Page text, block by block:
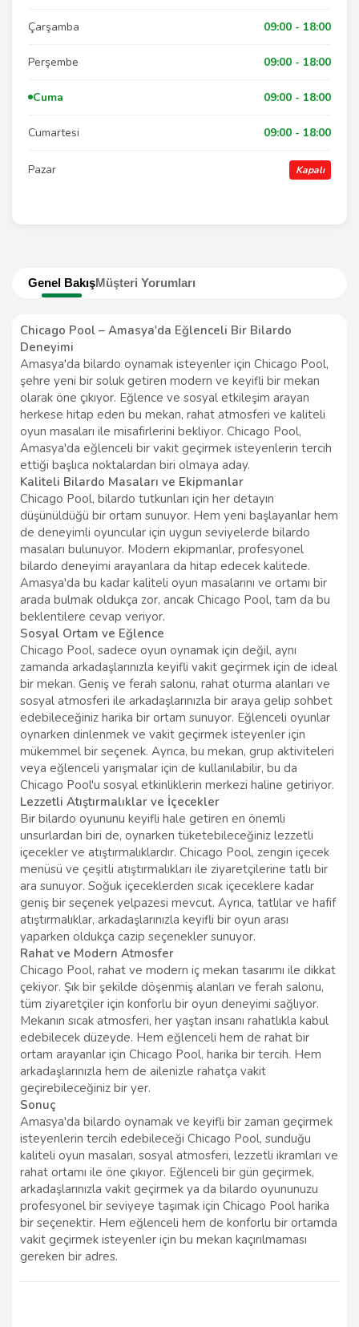
Genel BakışMüşteri Yorumları
Chicago Pool – Amasya'da Eğlenceli Bir Bilardo
Deneyimi
Amasya'da bilardo oynamak isteyenler için Chicago Pool,
şehre yeni bir soluk getiren modern ve keyifli bir mekan
olarak öne çıkıyor. Eğlence ve sosyal etkileşim arayan
herkese hitap eden bu mekan, rahat atmosferi ve kaliteli
oyun masaları ile misafirlerini bekliyor. Chicago Pool,
Amasya'da eğlenceli bir vakit geçirmek isteyenlerin tercih
ettiği başlıca noktalardan biri olmaya aday.
Kaliteli Bilardo Masaları ve Ekipmanlar
Chicago Pool, bilardo tutkunları için her detayın
düşünüldüğü bir ortam sunuyor. Hem yeni başlayanlar hem
de deneyimli oyuncular için uygun seviyelerde bilardo
masaları bulunuyor. Modern ekipmanlar, profesyonel
bilardo deneyimi arayanlara da hitap edecek kalitede.
Amasya'da bu kadar kaliteli oyun masalarını ve ortamı bir
arada bulmak oldukça zor, ancak Chicago Pool, tam da bu
beklentilere cevap veriyor.
Sosyal Ortam ve Eğlence
Chicago Pool, sadece oyun oynamak için değil, aynı
zamanda arkadaşlarınızla keyifli vakit geçirmek için de ideal
bir mekan. Geniş ve ferah salonu, rahat oturma alanları ve
sosyal atmosferi ile arkadaşlarınızla bir araya gelip sohbet
edebileceğiniz harika bir ortam sunuyor. Eğlenceli oyunlar
oynarken dinlenmek ve vakit geçirmek isteyenler için
mükemmel bir seçenek. Ayrıca, bu mekan, grup aktiviteleri
veya eğlenceli yarışmalar için de kullanılabilir, bu da
Chicago Pool'u sosyal etkinliklerin merkezi haline getiriyor.
Lezzetli Atıştırmalıklar ve İçecekler
Bir bilardo oyununu keyifli hale getiren en önemli
unsurlardan biri de, oynarken tüketebileceğiniz lezzetli
içecekler ve atıştırmalıklardır. Chicago Pool, zengin içecek
menüsü ve çeşitli atıştırmalıkları ile ziyaretçilerine tatlı bir
ara sunuyor. Soğuk içeceklerden sıcak içeceklere kadar
geniş bir seçenek yelpazesi mevcut. Ayrıca, tatlılar ve hafif
atıştırmalıklar, arkadaşlarınızla keyifli bir oyun arası
yaparken oldukça cazip seçenekler sunuyor.
Rahat ve Modern Atmosfer
Chicago Pool, rahat ve modern iç mekan tasarımı ile dikkat
çekiyor. Şık bir şekilde döşenmiş alanları ve ferah salonu,
tüm ziyaretçiler için konforlu bir oyun deneyimi sağlıyor.
Mekanın sıcak atmosferi, her yaştan insanı rahatlıkla kabul
edebilecek düzeyde. Hem eğlenceli hem de rahat bir
ortam arayanlar için Chicago Pool, harika bir tercih. Hem
arkadaşlarınızla hem de ailenizle rahatça vakit
geçirebileceğiniz bir yer.
Sonuç
Amasya'da bilardo oynamak ve keyifli bir zaman geçirmek
isteyenlerin tercih edebileceği Chicago Pool, sunduğu
kaliteli oyun masaları, sosyal atmosferi, lezzetli ikramları ve
rahat ortamı ile öne çıkıyor. Eğlenceli bir gün geçirmek,
arkadaşlarınızla vakit geçirmek ya da bilardo oyununuzu
profesyonel bir seviyeye taşımak için Chicago Pool harika
bir seçenektir. Hem eğlenceli hem de konforlu bir ortamda
vakit geçirmek isteyenler için bu mekan kaçırılmaması
gereken bir adres.
Çarşamba 09:00 - 18:00
Perşembe 09:00 - 18:00
Cuma 09:00 - 18:00
Cumartesi 09:00 - 18:00
Pazar Kapalı